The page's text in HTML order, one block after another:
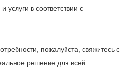
услуги в соответствии с
пожалуйста, свяжитесь с
решение для всей